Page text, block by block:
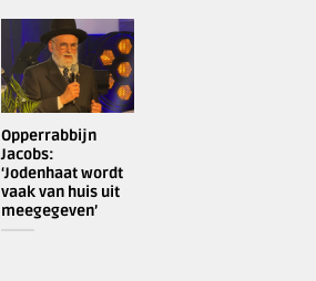
Opperrabbijn
Jacobs:
‘Jodenhaat wordt
vaak van huis uit
meegegeven’